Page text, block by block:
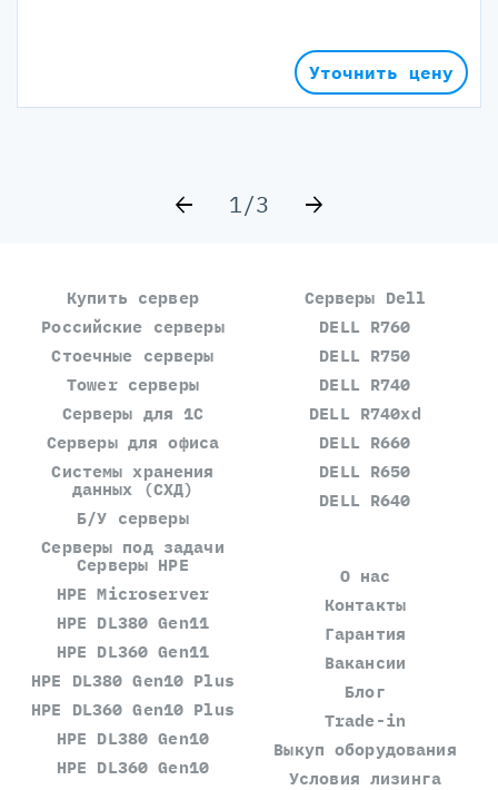
Уточнить цену
1/3
Купить сервер
Российские серверы
Стоечные серверы
Tower серверы
Серверы для 1С
Серверы для офиса
Системы хранения
данных (СХД)
Б/У серверы
Серверы под задачи
Серверы Dell
DELL R760
DELL R750
DELL R740
DELL R740xd
DELL R660
DELL R650
DELL R640
Серверы HPE
HPE Microserver
HPE DL380 Gen11
HPE DL360 Gen11
HPE DL380 Gen10 Plus
HPE DL360 Gen10 Plus
HPE DL380 Gen10
HPE DL360 Gen10
О нас
Контакты
Гарантия
Вакансии
Блог
Trade-in
Выкуп оборудования
Условия лизинга